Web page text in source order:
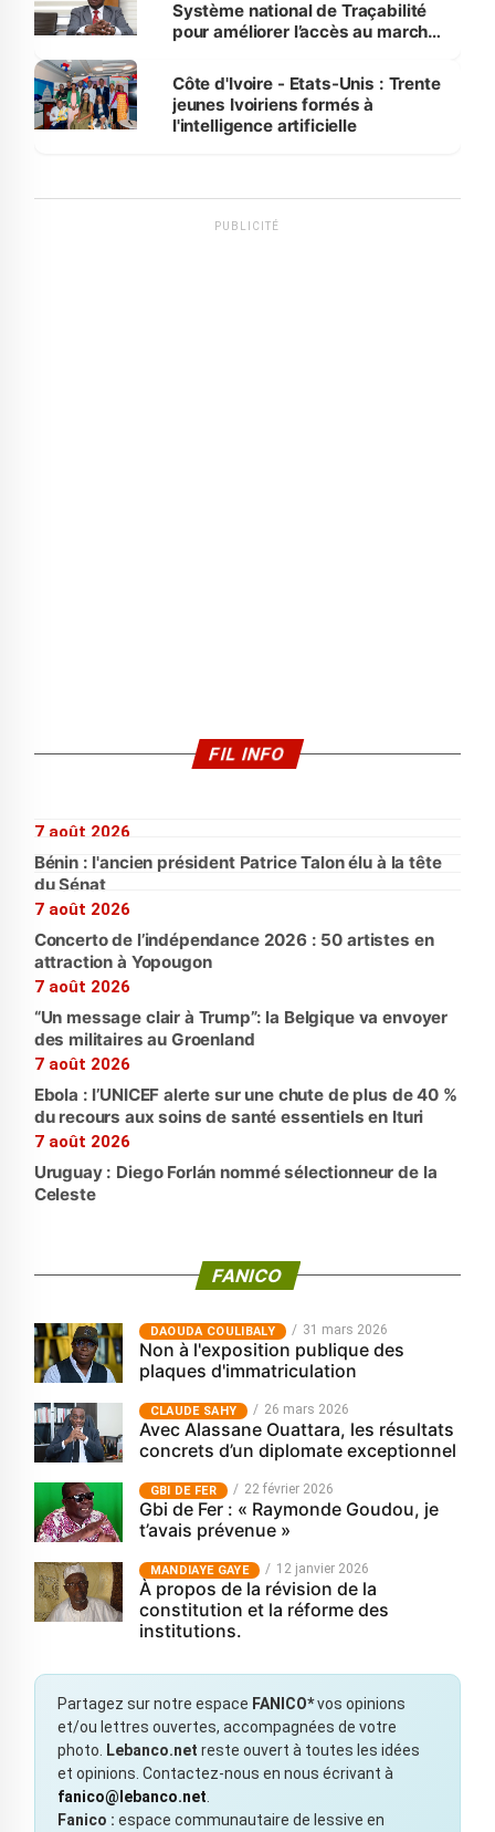
Système national de Traçabilité
pour améliorer l’accès au marché
Côte d'Ivoire - Etats-Unis : Trente
jeunes Ivoiriens formés à
l'intelligence artificielle
PUBLICITÉ
FIL INFO
7 août 2026
Bénin : l'ancien président Patrice Talon élu à la tête
du Sénat
7 août 2026
Concerto de l’indépendance 2026 : 50 artistes en
attraction à Yopougon
7 août 2026
“Un message clair à Trump”: la Belgique va envoyer
des militaires au Groenland
7 août 2026
Ebola : l’UNICEF alerte sur une chute de plus de 40 %
du recours aux soins de santé essentiels en Ituri
7 août 2026
Uruguay : Diego Forlán nommé sélectionneur de la
Celeste
FANICO
‎DAOUDA COULIBALY 31 mars 2026
Non à l'exposition publique des
plaques d'immatriculation
CLAUDE SAHY 26 mars 2026
Avec Alassane Ouattara, les résultats
concrets d’un diplomate exceptionnel
GBI DE FER 22 février 2026
Gbi de Fer : « Raymonde Goudou, je
t’avais prévenue »
MANDIAYE GAYE 12 janvier 2026
À propos de la révision de la
constitution et la réforme des
institutions.
Partagez sur notre espace FANICO*vos opinions
et/ou lettres ouvertes, accompagnées de votre
photo. Lebanco.net reste ouvert à toutes les idées
et opinions. Contactez-nous en nous écrivant à
fanico@lebanco.net.
Fanico : espace communautaire de lessive en